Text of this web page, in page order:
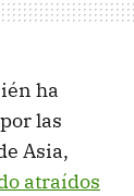
ha
las
Asia,
atraídos